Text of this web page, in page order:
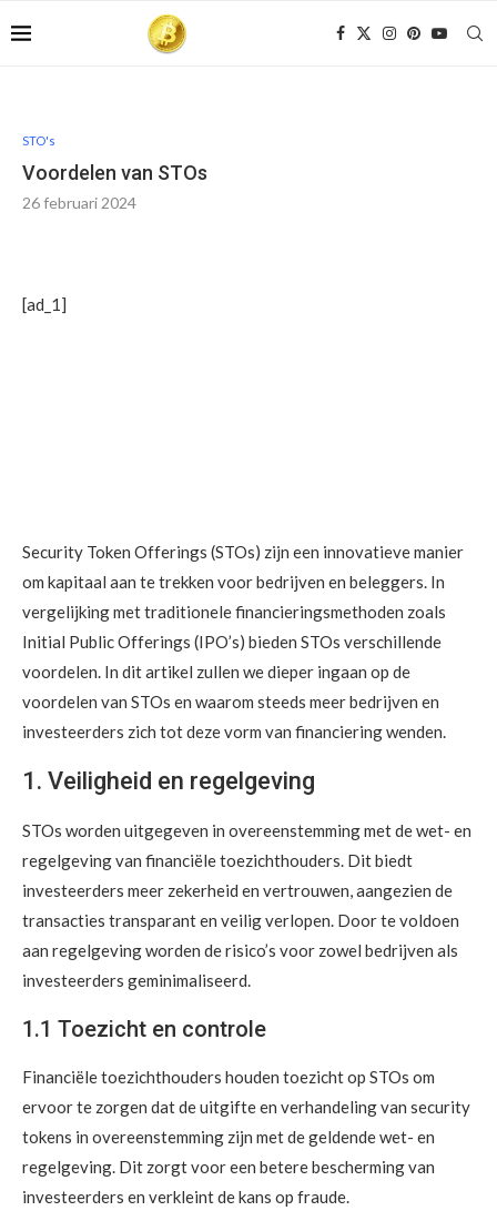
STO's
Voordelen van STOs
26 februari 2024
[ad_1]
Security Token Offerings (STOs) zijn een innovatieve manier
om kapitaal aan te trekken voor bedrijven en beleggers. In
vergelijking met traditionele financieringsmethoden zoals
Initial Public Offerings (IPO’s) bieden STOs verschillende
voordelen. In dit artikel zullen we dieper ingaan op de
voordelen van STOs en waarom steeds meer bedrijven en
investeerders zich tot deze vorm van financiering wenden.
1. Veiligheid en regelgeving
STOs worden uitgegeven in overeenstemming met de wet- en
regelgeving van financiële toezichthouders. Dit biedt
investeerders meer zekerheid en vertrouwen, aangezien de
transacties transparant en veilig verlopen. Door te voldoen
aan regelgeving worden de risico’s voor zowel bedrijven als
investeerders geminimaliseerd.
1.1 Toezicht en controle
Financiële toezichthouders houden toezicht op STOs om
ervoor te zorgen dat de uitgifte en verhandeling van security
tokens in overeenstemming zijn met de geldende wet- en
regelgeving. Dit zorgt voor een betere bescherming van
investeerders en verkleint de kans op fraude.